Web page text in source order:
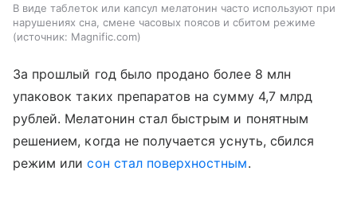
В виде таблеток или капсул мелатонин часто используют при
нарушениях сна, смене часовых поясов и сбитом режиме
источник: Magnific.com
За прошлый год было продано более 8 млн
упаковок таких препаратов на сумму 4,7 млрд
рублей. Мелатонин стал быстрым и понятным
решением, когда не получается уснуть, сбился
режим илисон стал поверхностным.